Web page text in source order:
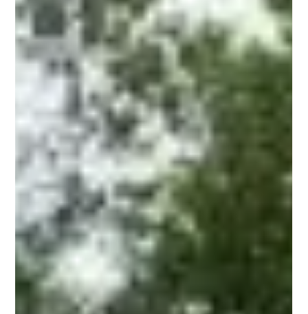
camping heeft men nagegenoeg geen last van de
weg die erl vlak langs loopt, het terrein ligt een stuk
lager als deze weg. en de vele bomen en struiken
zorgen voor een prima afbakening. Adres Lieu Dit Le
Pont D'Espenel, 26340 Espenel , Drome ,